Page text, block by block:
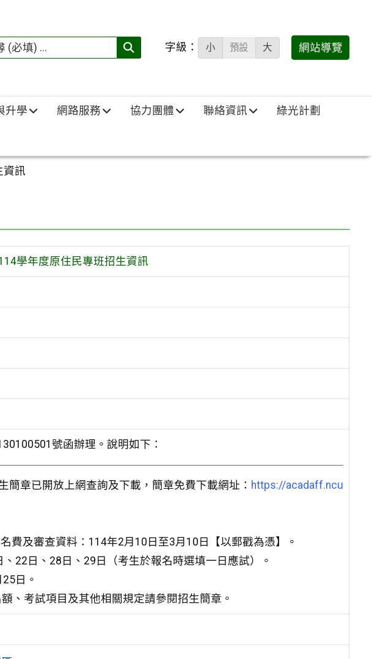
搜
填)：
字級： 小 預設 大 網站導覽
升學 網路服務 協力團體 聯絡資訊 綠光計劃
資訊
學年度原住民專班招生資訊
號函辦理。說明如下：
簡章已開放上網查詢及下載，簡章免費下載網址： https://acadaff.ncu
費及審查資料：114年2月10日至3月10日【以郵戳為憑】。
22日、28日、29日（考生於報名時選填一日應試）。
日。
、考試項目及其他相關規定請參閱招生簡章。